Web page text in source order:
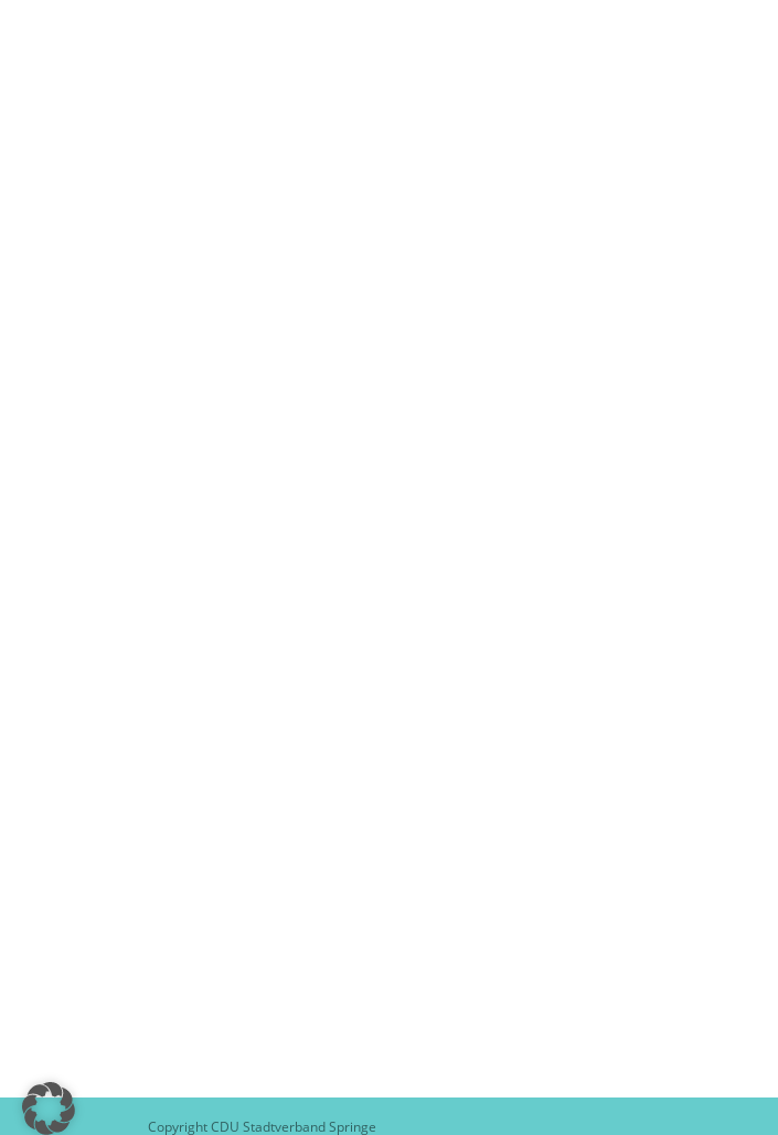
Copyright CDU Stadtverband Springe